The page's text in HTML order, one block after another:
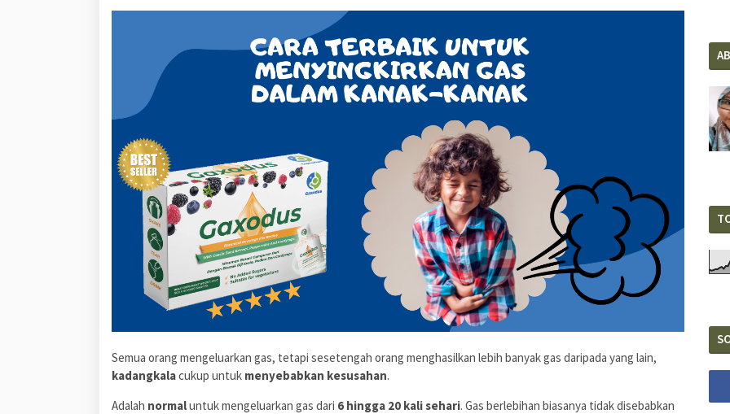
Semua orang mengeluarkan gas, tetapi sesetengah orang menghasilkan lebih banyak gas daripada yang lain,
kadangkalacukup untuk menyebabkan kesusahan.
Adalah normaluntuk mengeluarkan gas dari 6 hingga 20 kali sehari. Gas berlebihan biasanya tidak disebabkan